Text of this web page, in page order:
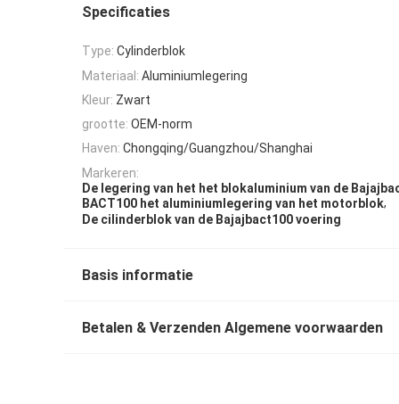
Specificaties
Type: Cylinderblok
Materiaal: Aluminiumlegering
Kleur: Zwart
grootte: OEM-norm
Haven: Chongqing/Guangzhou/Shanghai
Markeren:
De legering van het het blokaluminium van de
BACT100 het aluminiumlegering van het motorblok,
De cilinderblok van de Bajajbact100 voering
Basis informatie
Betalen & Verzenden Algemene voorwaarden